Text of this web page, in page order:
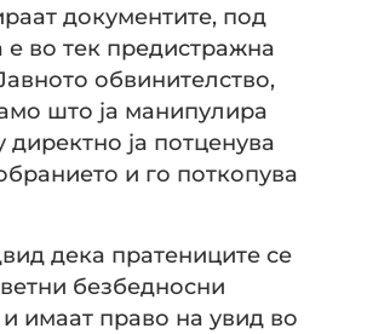
документите, под
е во тек предистражна
обвинителство,
што ја манипулира
директно ја потценува
и го поткопува
дека пратениците се
безбедносни
имаат право на увид во